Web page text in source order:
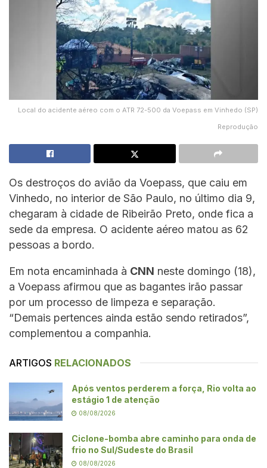
Local do acidente aéreo com o ATR 72-500 da Voepass em Vinhedo (SP)
Reprodução
Os destroços do avião da Voepass, que caiu em
Vinhedo, no interior de São Paulo, no último dia 9,
chegaram à cidade de Ribeirão Preto, onde fica a
sede da empresa. O acidente aéreo matou as 62
pessoas a bordo.
Em nota encaminhada à CNN neste domingo (18),
a Voepass afirmou que as bagantes irão passar
por um processo de limpeza e separação.
“Demais pertences ainda estão sendo retirados”,
complementou a companhia.
ARTIGOS RELACIONADOS
Após ventos perderem a força, Rio volta ao
estágio 1 de atenção
08/08/2026
Ciclone-bomba abre caminho para onda de
frio no Sul/Sudeste do Brasil
08/08/2026